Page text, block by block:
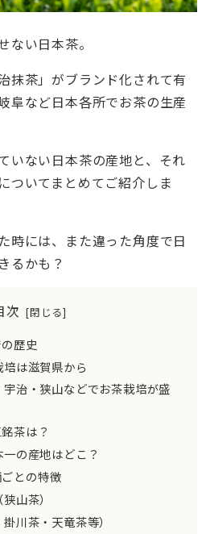
ない日本茶。
抹茶」がブランド化されて有
阜など日本各所でお茶の生産
いない日本茶の産地と、それ
ついてまとめてご紹介しま
時には、また違った角度で日
るかも？
次
歴史
は滋賀県から
治・狭山などでお茶栽培が盛
茶は？
の産地はどこ？
との特徴
山茶）
川茶・天竜茶等）